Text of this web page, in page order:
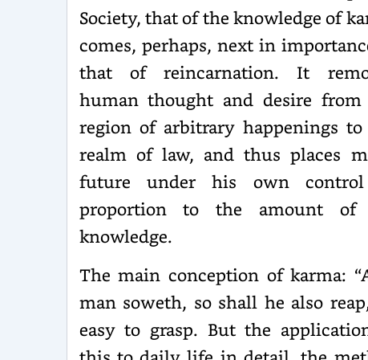
Society, that of the knowledge of
comes, perhaps, next in
that of reincarnation. It
human thought and desire from
region of arbitrary happenings
realm of law, and thus places
future under his own
proportion to the amount of
knowledge.
The main conception of karma:
man soweth, so shall he also
easy to grasp. But the